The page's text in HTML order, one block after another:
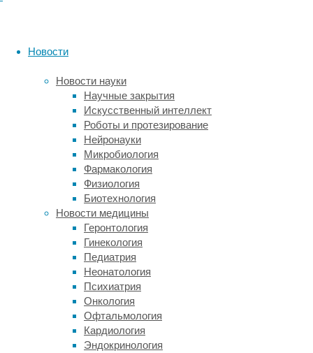
Новости
Новости науки
Научные закрытия
Искусственный интеллект
Роботы и протезирование
Нейронауки
Микробиология
Фармакология
Физиология
Биотехнология
Новости медицины
Геронтология
Гинекология
Педиатрия
Неонатология
Психиатрия
Онкология
Офтальмология
Кардиология
Эндокринология
радужной.
Что
считается
тревожным
расстройством?
Выделяют
несколько
типов
этого
заболевания:
генерализованное
тревожное
расстройство;
панические
атаки;